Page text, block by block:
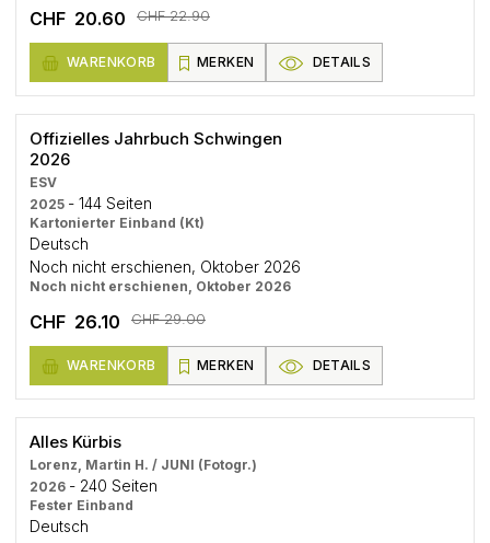
CHF 20.60 CHF 22.90
WARENKORB MERKEN DETAILS
Offizielles Jahrbuch Schwingen
2026
ESV
2025 - 144 Seiten
Kartonierter Einband (Kt)
Deutsch
Noch nicht erschienen, Oktober 2026
Noch nicht erschienen, Oktober 2026
CHF 26.10 CHF 29.00
WARENKORB MERKEN DETAILS
Alles Kürbis
Lorenz, Martin H. / JUNI (Fotogr.)
2026 - 240 Seiten
Fester Einband
Deutsch